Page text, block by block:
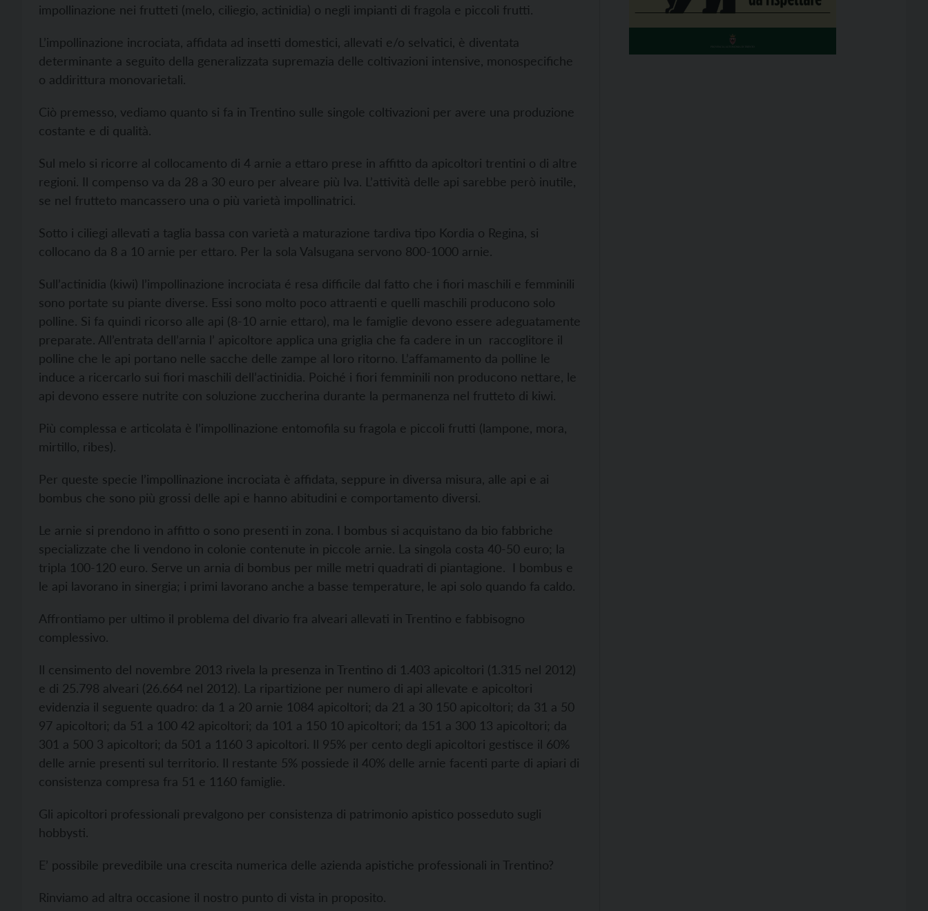
impollinazione nei frutteti (melo, ciliegio, actinidia) o negli impianti di fragola e piccoli frutti.
L’impollinazione incrociata, affidata ad insetti domestici, allevati e/o selvatici, è diventata
determinante a seguito della generalizzata supremazia delle coltivazioni intensive, monospecifiche
o addirittura monovarietali.
Ciò premesso, vediamo quanto si fa in Trentino sulle singole coltivazioni per avere una produzione
costante e di qualità.
Sul melo si ricorre al collocamento di 4 arnie a ettaro prese in affitto da apicoltori trentini o di altre
regioni. Il compenso va da 28 a 30 euro per alveare più Iva. L’attività delle api sarebbe però inutile,
se nel frutteto mancassero una o più varietà impollinatrici.
Sotto i ciliegi allevati a taglia bassa con varietà a maturazione tardiva tipo Kordia o Regina, si
collocano da 8 a 10 arnie per ettaro. Per la sola Valsugana servono 800-1000 arnie.
Sull’actinidia (kiwi) l’impollinazione incrociata é resa difficile dal fatto che i fiori maschili e femminili
sono portate su piante diverse. Essi sono molto poco attraenti e quelli maschili producono solo
polline. Si fa quindi ricorso alle api (8-10 arnie ettaro), ma le famiglie devono essere adeguatamente
preparate. All’entrata dell’arnia l’ apicoltore applica una griglia che fa cadere in un raccoglitore il
polline che le api portano nelle sacche delle zampe al loro ritorno. L’affamamento da polline le
induce a ricercarlo sui fiori maschili dell’actinidia. Poiché i fiori femminili non producono nettare, le
api devono essere nutrite con soluzione zuccherina durante la permanenza nel frutteto di kiwi.
Più complessa e articolata è l’impollinazione entomofila su fragola e piccoli frutti (lampone, mora,
mirtillo, ribes).
Per queste specie l’impollinazione incrociata è affidata, seppure in diversa misura, alle api e ai
bombus che sono più grossi delle api e hanno abitudini e comportamento diversi.
Le arnie si prendono in affitto o sono presenti in zona. I bombus si acquistano da bio fabbriche
specializzate che li vendono in colonie contenute in piccole arnie. La singola costa 40-50 euro; la
tripla 100-120 euro. Serve un arnia di bombus per mille metri quadrati di piantagione. I bombus e
le api lavorano in sinergia; i primi lavorano anche a basse temperature, le api solo quando fa caldo.
Affrontiamo per ultimo il problema del divario fra alveari allevati in Trentino e fabbisogno
complessivo.
Il censimento del novembre 2013 rivela la presenza in Trentino di 1.403 apicoltori (1.315 nel 2012)
e di 25.798 alveari (26.664 nel 2012). La ripartizione per numero di api allevate e apicoltori
evidenzia il seguente quadro: da 1 a 20 arnie 1084 apicoltori; da 21 a 30 150 apicoltori; da 31 a 50
97 apicoltori; da 51 a 100 42 apicoltori; da 101 a 150 10 apicoltori; da 151 a 300 13 apicoltori; da
301 a 500 3 apicoltori; da 501 a 1160 3 apicoltori. Il 95% per cento degli apicoltori gestisce il 60%
delle arnie presenti sul territorio. Il restante 5% possiede il 40% delle arnie facenti parte di apiari di
consistenza compresa fra 51 e 1160 famiglie.
Gli apicoltori professionali prevalgono per consistenza di patrimonio apistico posseduto sugli
hobbysti.
E’ possibile prevedibile una crescita numerica delle azienda apistiche professionali in Trentino?
Rinviamo ad altra occasione il nostro punto di vista in proposito.